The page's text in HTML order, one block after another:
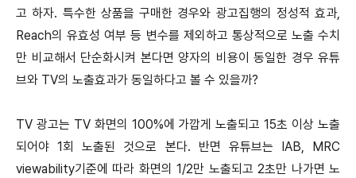
고 하자. 특수한 상품을 구매한 경우와 광고집행의 정성적 효과,
Reach의 유효성 여부 등 변수를 제외하고 통상적으로 노출 수치
만 비교해서 단순화시켜 본다면 양자의 비용이 동일한 경우 유튜
브와 TV의 노출효과가 동일하다고 볼 수 있을까?
TV 광고는 TV 화면의 100%에 가깝게 노출되고 15초 이상 노출
되어야 1회 노출된 것으로 본다. 반면 유튜브는 IAB, MRC
viewability기준에 따라 화면의 1/2만 노출되고 2초만 나가면 노